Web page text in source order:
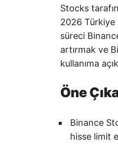
Stocks
2026 Türkiye
süreci
artırmak ve
kullanıma
Öne
Binance
hisse limit